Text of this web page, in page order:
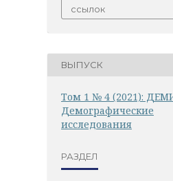
ссылок
ВЫПУСК
Том 1 № 4 (2021):
Демографические
исследования
РАЗДЕЛ